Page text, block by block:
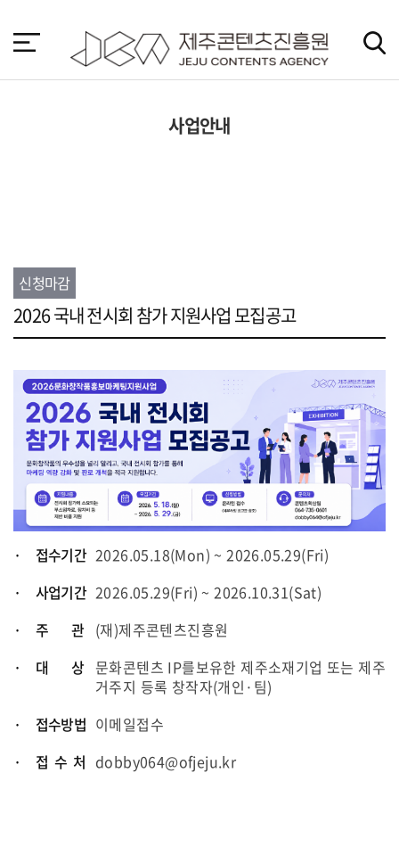
바
가
사업안내
신청마감
2026 국내 전시회 참가 지원사업 모집공고
· 접수기간 2026.05.18(Mon) ~ 2026.05.29(Fri)
· 사업기간 2026.05.29(Fri) ~ 2026.10.31(Sat)
· 주 관 (재)제주콘텐츠진흥원
· 대 상 문화콘텐츠 IP를보유한 제주소재기업 또는 제주
거주지 등록 창작자(개인·팀)
· 접수방법 이메일접수
· 접 수 처 dobby064@ofjeju.kr